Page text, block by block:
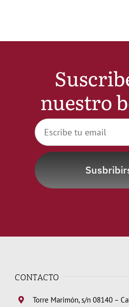
Contactar
WooCommerce My
WooCommerce Cart
nuestro
CONTACTO
Torre Marimón, s/n 08140 –